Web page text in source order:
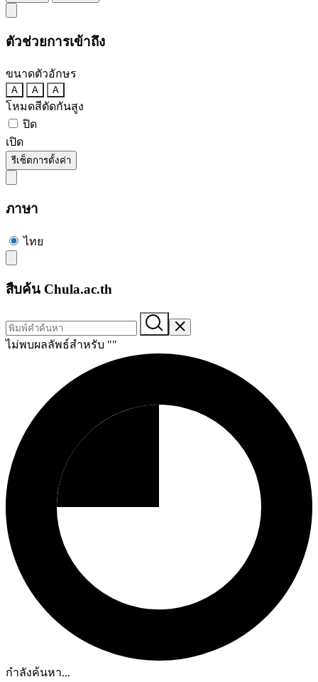
ตัวช่วยการเข้าถึง
ขนาดตัวอักษร
A A A
โหมดสีตัดกันสูง
ปิด
เปิด
รีเซ็ตการตั้งค่า
ภาษา
ไทย
สืบค้น Chula.ac.th
ไม่พบผลลัพธ์สำหรับ ""
กำลังค้นหา...